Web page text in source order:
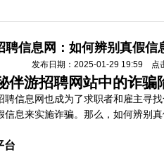
聘信息网：如何辨别真假信
发布日期：2025-01-29 19:59 点
伴游招聘网站中的诈骗
信息网也成为了求职者和雇主寻
息来实施诈骗。那么，如何辨别
台